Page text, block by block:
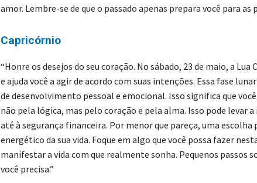
amor. Lembre-se de que o passado apenas prepara você para as
Capricórnio
“Honre os desejos do seu coração. No sábado, 23 de maio, a Lua
e ajuda você a agir de acordo com suas intenções. Essa fase
de desenvolvimento pessoal e emocional. Isso significa que
não pela lógica, mas pelo coração e pela alma. Isso pode levar
até à segurança financeira. Por menor que pareça, uma escolha
energético da sua vida. Foque em algo que você possa fazer
manifestar a vida com que realmente sonha. Pequenos passos
você precisa.”